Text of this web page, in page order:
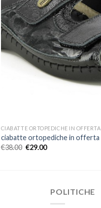
CIABATTE ORTOPEDICHE IN OFFERTA
ciabatte ortopediche in offerta
€38.00 €29.00
POLITICHE